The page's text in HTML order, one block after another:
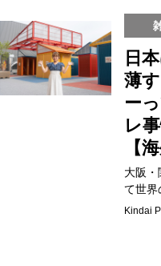
日
薄
ー
レ
【
大阪
て世界
Kindai